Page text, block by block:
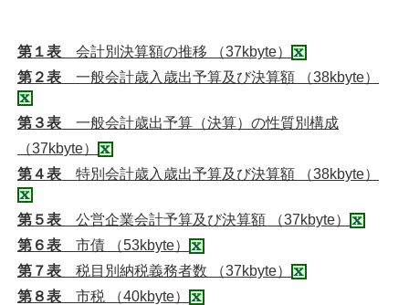
第１表 会計別決算額の推移 （37kbyte）
第２表 一般会計歳入歳出予算及び決算額 （38kbyte）
第３表 一般会計歳出予算（決算）の性質別構成
（37kbyte）
第４表 特別会計歳入歳出予算及び決算額 （38kbyte）
第５表 公営企業会計予算及び決算額 （37kbyte）
第６表 市債 （53kbyte）
第７表 税目別納税義務者数 （37kbyte）
第８表 市税 （40kbyte）